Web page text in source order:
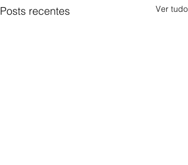
Posts recentes Ver tudo